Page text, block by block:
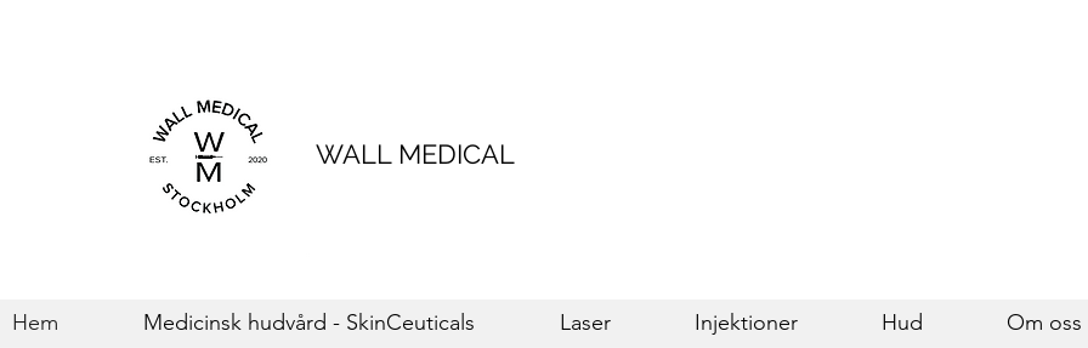
WALL MEDICAL
Hem Medicinsk hudvård - SkinCeuticals Laser Injektioner Hud Om oss